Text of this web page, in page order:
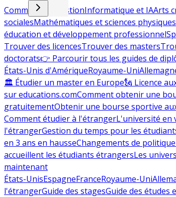
Commerce et gestionInformatique et IAArts
socialesMathématiques et sciences physiques
éducation et développement professionnel
Trouver des licencesTrouver des masters
doctorats👉 Parcourir tous les guides de
États-Unis d'AmériqueRoyaume-Uni
🏛 Étudier un master en Europe🗽 Licence
sur educations.comComment obtenir une
gratuitementObtenir une bourse sportive
Comment étudier à l'étrangerL'université en
l'étrangerGestion du temps pour les
en 3 ans en hausseChangements de
accueillent les étudiants étrangersLes
maintenant
États-UnisEspagneFranceRoyaume-Uni
l'étrangerGuide des stagesGuide des études